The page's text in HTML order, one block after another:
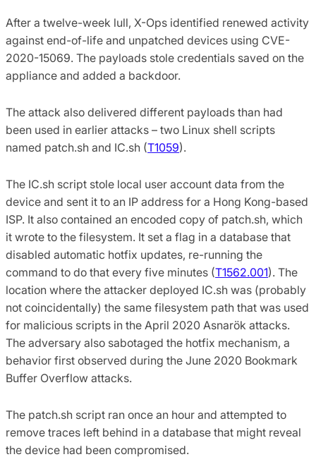
After a twelve-week lull, X-Ops identified renewed activity
against end-of-life and unpatched devices using CVE-
2020-15069. The payloads stole credentials saved on the
appliance and added a backdoor.
The attack also delivered different payloads than had
been used in earlier attacks – two Linux shell scripts
named patch.sh and IC.sh (T1059).
The IC.sh script stole local user account data from the
device and sent it to an IP address for a Hong Kong-based
ISP. It also contained an encoded copy of patch.sh, which
it wrote to the filesystem. It set a flag in a database that
disabled automatic hotfix updates, re-running the
command to do that every five minutes (T1562.001). The
location where the attacker deployed IC.sh was (probably
not coincidentally) the same filesystem path that was used
for malicious scripts in the April 2020 Asnarök attacks.
The adversary also sabotaged the hotfix mechanism, a
behavior first observed during the June 2020 Bookmark
Buffer Overflow attacks.
The patch.sh script ran once an hour and attempted to
remove traces left behind in a database that might reveal
the device had been compromised.